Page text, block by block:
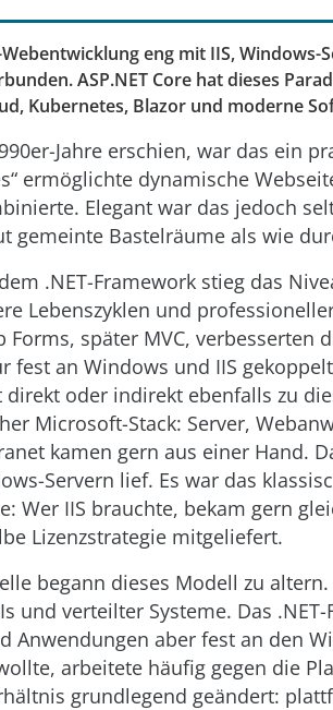
eng mit IIS, Windows-
ASP.NET Core hat dieses
Kubernetes, Blazor und moderne
Jahre erschien, war das ein
ermöglichte dynamische
Elegant war das jedoch
gemeinte Bastelräume als wie
.NET-Framework stieg das
Lebenszyklen und
Forms, später MVC, verbesserten
fest an Windows und IIS
direkt oder indirekt ebenfalls zu
Microsoft-Stack: Server,
kamen gern aus einer Hand.
Servern lief. Es war das
Wer IIS brauchte, bekam gern
Lizenzstrategie mitgeliefert.
begann dieses Modell zu
und verteilter Systeme. Das
Anwendungen aber fest an den
arbeitete häufig gegen die
grundlegend geändert: